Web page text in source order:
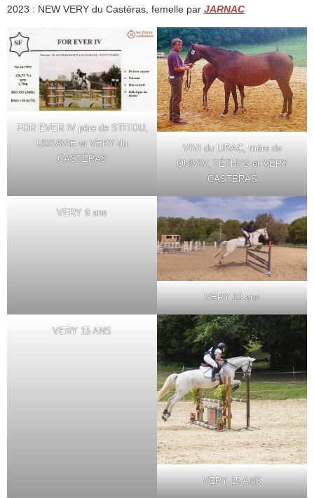
2023 : NEW VERY du Castéras, femelle par JARNAC
FOR EVER IV père de STITOU,
USKAVIE et VERY du
CASTÉRAS
VIVI du LIRAC, mère de
QUIVIV, TÉTHYS et VERY
CASTÉRAS
VERY 9 ans
VERY 12 ans
VERY 15 ANS
VERY 15 ANS